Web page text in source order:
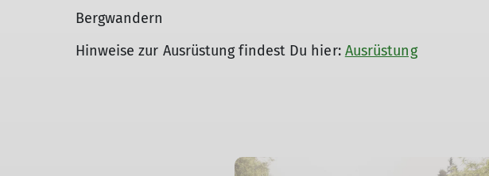
Bergwandern
Hinweise zur Ausrüstung findest Du hier: Ausrüstung